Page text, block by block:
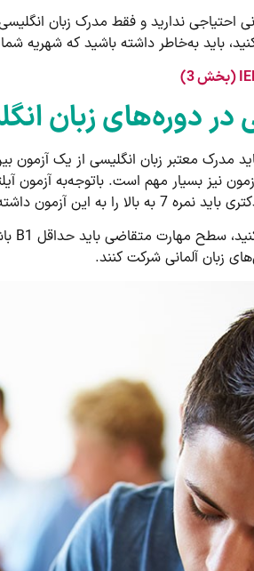
احتیاجی ندارید و فقط مدرک زبان
باید به‌خاطر داشته باشید که شهریه
دوره‌های زبان
مدرک معتبر زبان انگلیسی از یک آزمون
زبان آلمانی شرکت کنند.